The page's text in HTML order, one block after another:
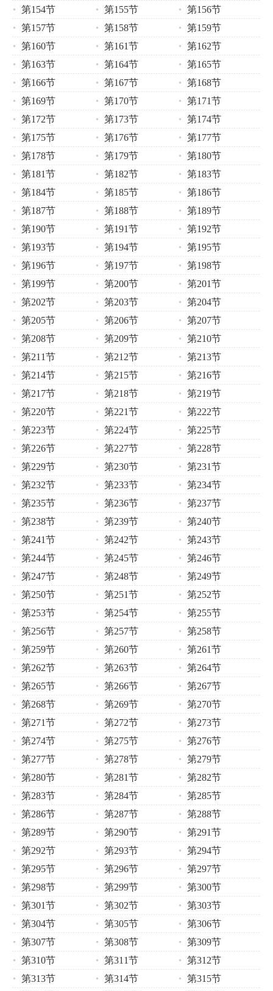
第154节 第155节
第156节
第157节
第158节
第159节
第160节
第161节
第162节
第163节
第164节
第165节
第166节
第167节
第168节
第169节
第170节
第171节
第172节
第173节
第174节
第175节
第176节
第177节
第178节
第179节
第180节
第181节
第182节
第183节
第184节
第185节
第186节
第187节
第188节
第189节
第190节
第191节
第192节
第193节
第194节
第195节
第196节
第197节
第198节
第199节
第200节
第201节
第202节
第203节
第204节
第205节
第206节
第207节
第208节
第209节
第210节
第211节
第212节
第213节
第214节
第215节
第216节
第217节
第218节
第219节
第220节
第221节
第222节
第223节
第224节
第225节
第226节
第227节
第228节
第229节
第230节
第231节
第232节
第233节
第234节
第235节
第236节
第237节
第238节
第239节
第240节
第241节
第242节
第243节
第244节
第245节
第246节
第247节
第248节
第249节
第250节
第251节
第252节
第253节
第254节
第255节
第256节
第257节
第258节
第259节
第260节
第261节
第262节
第263节
第264节
第265节
第266节
第267节
第268节
第269节
第270节
第271节
第272节
第273节
第274节
第275节
第276节
第277节
第278节
第279节
第280节
第281节
第282节
第283节
第284节
第285节
第286节
第287节
第288节
第289节
第290节
第291节
第292节
第293节
第294节
第295节
第296节
第297节
第298节
第299节
第300节
第301节
第302节
第303节
第304节
第305节
第306节
第307节
第308节
第309节
第310节
第311节
第312节
第313节
第314节
第315节